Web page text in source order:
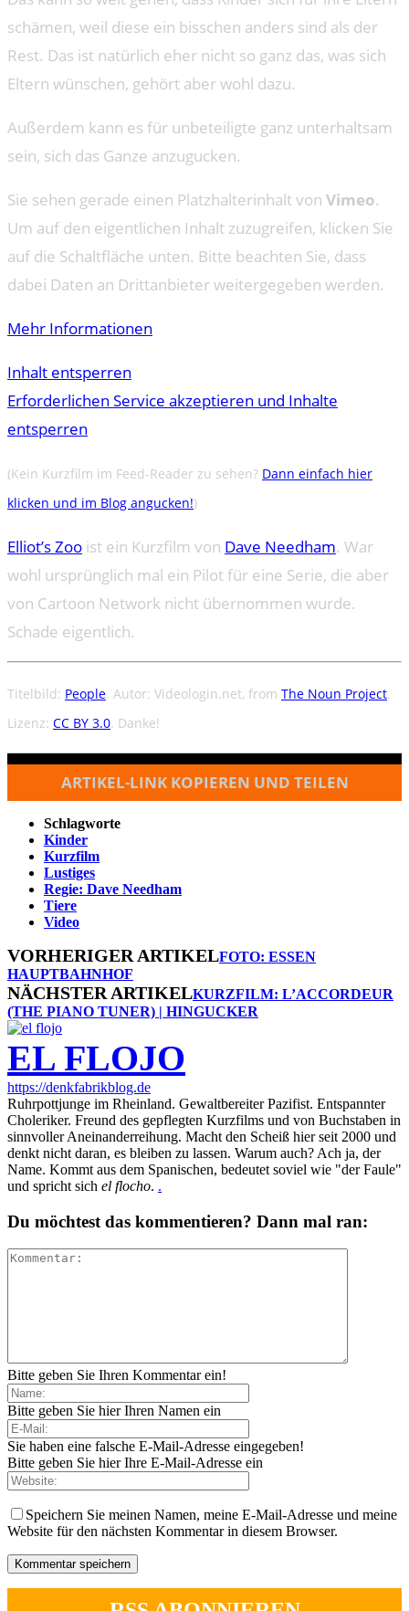
schämen, weil diese ein bisschen anders sind als der
Rest. Das ist natürlich eher nicht so ganz das, was sich
Eltern wünschen, gehört aber wohl dazu.
Außerdem kann es für unbeteiligte ganz unterhaltsam
sein, sich das Ganze anzugucken.
Sie sehen gerade einen Platzhalterinhalt von Vimeo.
Um auf den eigentlichen Inhalt zuzugreifen, klicken Sie
auf die Schaltfläche unten. Bitte beachten Sie, dass
dabei Daten an Drittanbieter weitergegeben werden.
Mehr Informationen
Inhalt entsperren
Erforderlichen Service akzeptieren und Inhalte
entsperren
(Kein Kurzfilm im Feed-Reader zu sehen? Dann einfach hier
klicken und im Blog angucken!)
Elliot’s Zoo ist ein Kurzfilm von Dave Needham. War
wohl ursprünglich mal ein Pilot für eine Serie, die aber
von Cartoon Network nicht übernommen wurde.
Schade eigentlich.
Titelbild: People. Autor: Videologin.net, from The Noun Project.
Lizenz: CC BY 3.0. Danke!
ARTIKEL-LINK KOPIEREN UND TEILEN
Schlagworte
Kinder
Kurzfilm
Lustiges
Regie: Dave Needham
Tiere
Video
VORHERIGER ARTIKELFOTO: ESSEN
HAUPTBAHNHOF
NÄCHSTER ARTIKELKURZFILM: L’ACCORDEUR
(THE PIANO TUNER) | HINGUCKER
EL FLOJO
https://denkfabrikblog.de
Ruhrpottjunge im Rheinland. Gewaltbereiter Pazifist. Entspannter
Choleriker. Freund des gepflegten Kurzfilms und von Buchstaben in
sinnvoller Aneinanderreihung. Macht den Scheiß hier seit 2000 und
denkt nicht daran, es bleiben zu lassen. Warum auch? Ach ja, der
Name. Kommt aus dem Spanischen, bedeutet soviel wie "der Faule"
und spricht sich el flocho. .
Du möchtest das kommentieren? Dann mal ran:
Bitte geben Sie Ihren Kommentar ein!
Bitte geben Sie hier Ihren Namen ein
Sie haben eine falsche E-Mail-Adresse eingegeben!
Bitte geben Sie hier Ihre E-Mail-Adresse ein
Speichern Sie meinen Namen, meine E-Mail-Adresse und meine
Website für den nächsten Kommentar in diesem Browser.